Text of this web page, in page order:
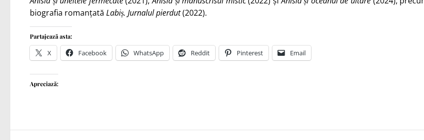
biografia romanțată Labiș. Jurnalul pierdut(2022).
Partajează asta:
X Facebook WhatsApp Reddit Pinterest Email
Apreciază: